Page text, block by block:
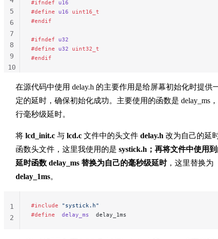
#ifndef u16
#define u16 uint16_t
#endif
#ifndef u32
#define u32 uint32_t
#endif
5
6
7
8
9
10
在源代码中使用 delay.h 的主要作用是给屏幕初始化时提供
定的延时，确保初始化成功。主要使用的函数是 delay_ms
行毫秒级延时。
将 lcd_init.c 与 lcd.c 文件中的头文件 delay.h 改为自己的延
函数头文件，这里我使用的是 systick.h；再将文件中使用
延时函数 delay_ms 替换为自己的毫秒级延时，这里替换为
delay_1ms。
#include "systick.h"
#define
  delay_ms
  delay_1ms
1
2